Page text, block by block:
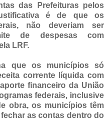
das Prefeituras pelos
é de que os
não deveriam ser
de despesas com
LRF.
que os municípios só
corrente líquida com
financeiro da União
federais, inclusive
obra, os municípios têm
as contas dentro do